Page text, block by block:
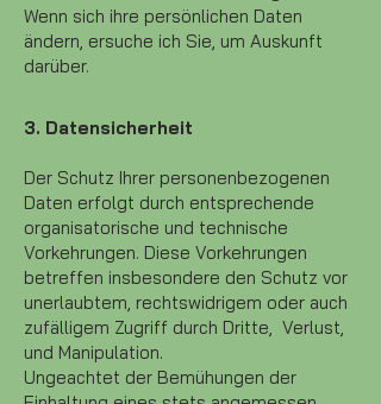
Wenn sich ihre persönlichen Daten
ändern, ersuche ich Sie, um Auskunft
darüber.
3. Datensicherheit
Der Schutz Ihrer personenbezogenen
Daten erfolgt durch entsprechende
organisatorische und technische
Vorkehrungen. Diese Vorkehrungen
betreffen insbesondere den Schutz vor
unerlaubtem, rechtswidrigem oder auch
zufälligem Zugriff durch Dritte, Verlust,
und Manipulation.
Ungeachtet der Bemühungen der